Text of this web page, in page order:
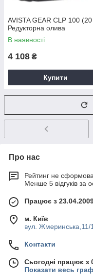
AVISTA GEAR CLP 100
Редукторна олива
В наявності
4 108 ₴
Купити
Про нас
Рейтинг не
Менше 5 відгуків за
Працює з
м. Київ
вул. Жмеринська,11/
Контакти
Сьогодні працює з
Показати весь